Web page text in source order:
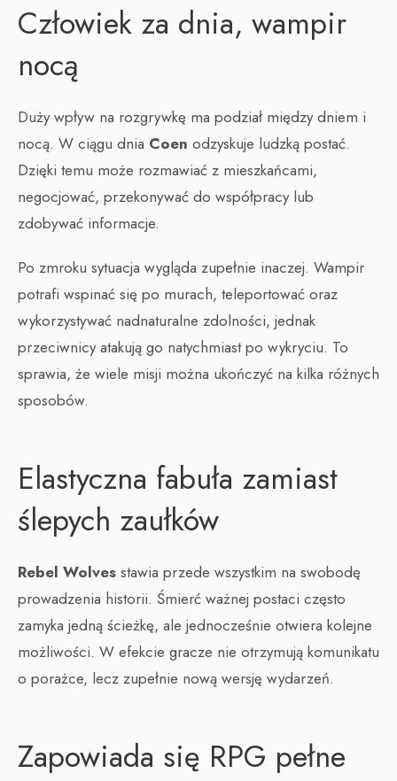
Człowiek za dnia, wampir
nocą
Duży wpływ na rozgrywkę ma podział między dniem i
nocą. W ciągu dnia Coen odzyskuje ludzką postać.
Dzięki temu może rozmawiać z mieszkańcami,
negocjować, przekonywać do współpracy lub
zdobywać informacje.
Po zmroku sytuacja wygląda zupełnie inaczej. Wampir
potrafi wspinać się po murach, teleportować oraz
wykorzystywać nadnaturalne zdolności, jednak
przeciwnicy atakują go natychmiast po wykryciu. To
sprawia, że wiele misji można ukończyć na kilka różnych
sposobów.
Elastyczna fabuła zamiast
ślepych zaułków
Rebel Wolves stawia przede wszystkim na swobodę
prowadzenia historii. Śmierć ważnej postaci często
zamyka jedną ścieżkę, ale jednocześnie otwiera kolejne
możliwości. W efekcie gracze nie otrzymują komunikatu
o porażce, lecz zupełnie nową wersję wydarzeń.
Zapowiada się RPG pełne